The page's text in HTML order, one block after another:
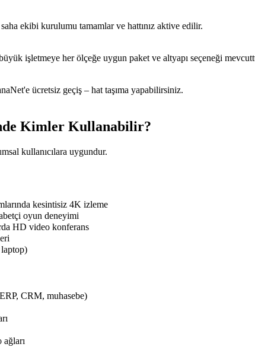
ekibi kurulumu tamamlar ve hattınız aktive edilir.
işletmeye her ölçeğe uygun paket ve altyapı seçeneği
ücretsiz geçiş – hat taşıma yapabilirsiniz.
Kimler Kullanabilir?
kullanıcılara uygundur.
kesintisiz 4K izleme
oyun deneyimi
HD video konferans
laptop)
CRM, muhasebe)